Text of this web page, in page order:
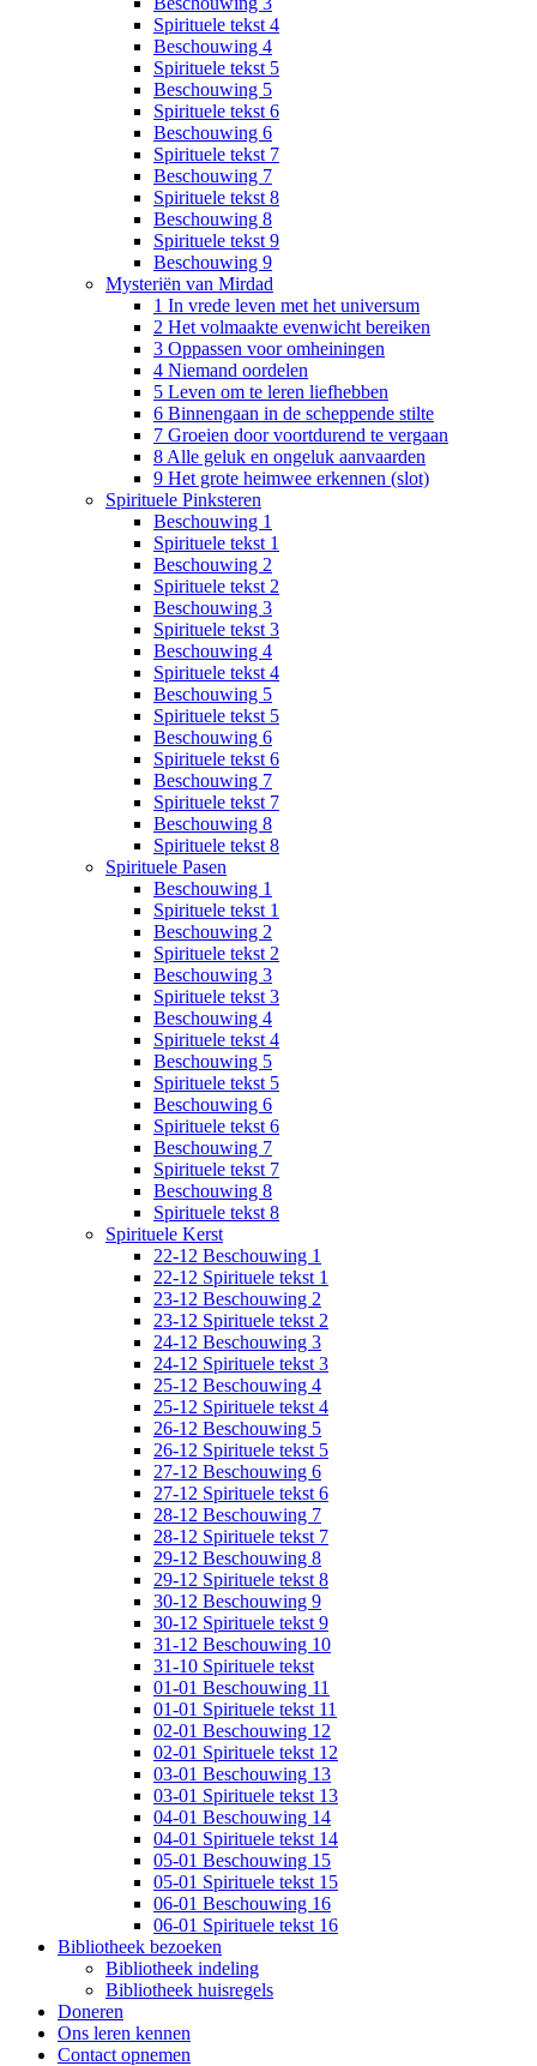
Spirituele tekst 4
Beschouwing 4
Spirituele tekst 5
Beschouwing 5
Spirituele tekst 6
Beschouwing 6
Spirituele tekst 7
Beschouwing 7
Spirituele tekst 8
Beschouwing 8
Spirituele tekst 9
Beschouwing 9
Mysteriën van Mirdad
1 In vrede leven met het universum
2 Het volmaakte evenwicht bereiken
3 Oppassen voor omheiningen
4 Niemand oordelen
5 Leven om te leren liefhebben
6 Binnengaan in de scheppende stilte
7 Groeien door voortdurend te vergaan
8 Alle geluk en ongeluk aanvaarden
9 Het grote heimwee erkennen (slot)
Spirituele Pinksteren
Beschouwing 1
Spirituele tekst 1
Beschouwing 2
Spirituele tekst 2
Beschouwing 3
Spirituele tekst 3
Beschouwing 4
Spirituele tekst 4
Beschouwing 5
Spirituele tekst 5
Beschouwing 6
Spirituele tekst 6
Beschouwing 7
Spirituele tekst 7
Beschouwing 8
Spirituele tekst 8
Spirituele Pasen
Beschouwing 1
Spirituele tekst 1
Beschouwing 2
Spirituele tekst 2
Beschouwing 3
Spirituele tekst 3
Beschouwing 4
Spirituele tekst 4
Beschouwing 5
Spirituele tekst 5
Beschouwing 6
Spirituele tekst 6
Beschouwing 7
Spirituele tekst 7
Beschouwing 8
Spirituele tekst 8
Spirituele Kerst
22-12 Beschouwing 1
22-12 Spirituele tekst 1
23-12 Beschouwing 2
23-12 Spirituele tekst 2
24-12 Beschouwing 3
24-12 Spirituele tekst 3
25-12 Beschouwing 4
25-12 Spirituele tekst 4
26-12 Beschouwing 5
26-12 Spirituele tekst 5
27-12 Beschouwing 6
27-12 Spirituele tekst 6
28-12 Beschouwing 7
28-12 Spirituele tekst 7
29-12 Beschouwing 8
29-12 Spirituele tekst 8
30-12 Beschouwing 9
30-12 Spirituele tekst 9
31-12 Beschouwing 10
31-10 Spirituele tekst
01-01 Beschouwing 11
01-01 Spirituele tekst 11
02-01 Beschouwing 12
02-01 Spirituele tekst 12
03-01 Beschouwing 13
03-01 Spirituele tekst 13
04-01 Beschouwing 14
04-01 Spirituele tekst 14
05-01 Beschouwing 15
05-01 Spirituele tekst 15
06-01 Beschouwing 16
06-01 Spirituele tekst 16
Bibliotheek bezoeken
Bibliotheek indeling
Bibliotheek huisregels
Doneren
Ons leren kennen
Contact opnemen